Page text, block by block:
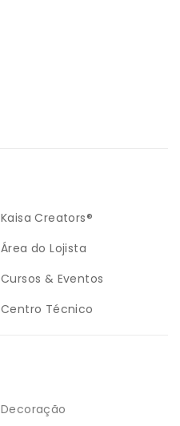
Kaisa Creators®
Área do Lojista
Cursos & Eventos
Centro Técnico
Decoração